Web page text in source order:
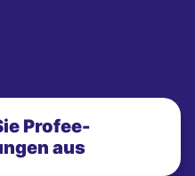
Profee-
aus